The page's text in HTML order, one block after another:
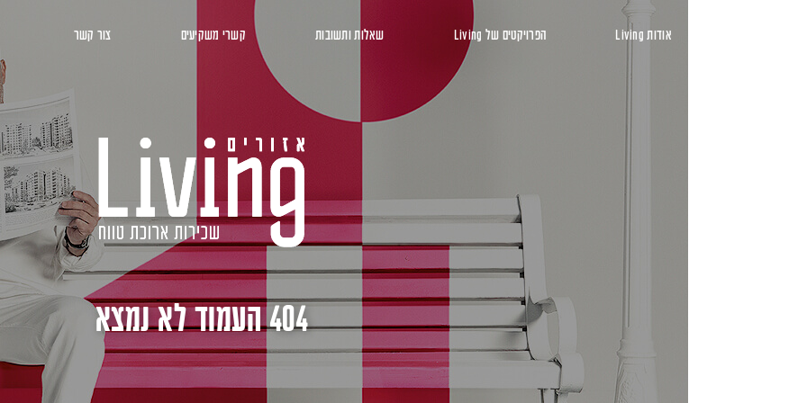
אודות Living הפרויקטים של Living שאלות ותשובות קשרי משקיעים צור קשר
404 העמוד לא נמצא